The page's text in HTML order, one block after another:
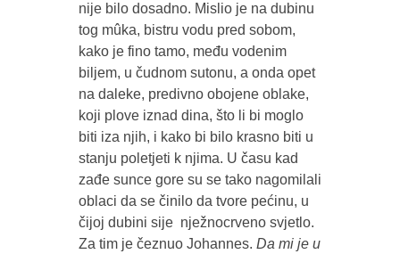
nije bilo dosadno. Mislio je na dubinu
tog mûka, bistru vodu pred sobom,
kako je fino tamo, među vodenim
biljem, u čudnom sutonu, a onda opet
na daleke, predivno obojene oblake,
koji plove iznad dina, što li bi moglo
biti iza njih, i kako bi bilo krasno biti u
stanju poletjeti k njima. U času kad
zađe sunce gore su se tako nagomilali
oblaci da se činilo da tvore pećinu, u
čijoj dubini sije nježnocrveno svjetlo.
Za tim je čeznuo Johannes. Da mi je u